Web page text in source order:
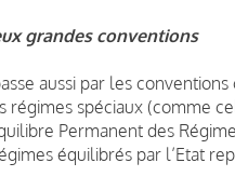
grandes conventions
aussi par les
régimes spéciaux (comme
Permanent des
équilibrés par l’Etat